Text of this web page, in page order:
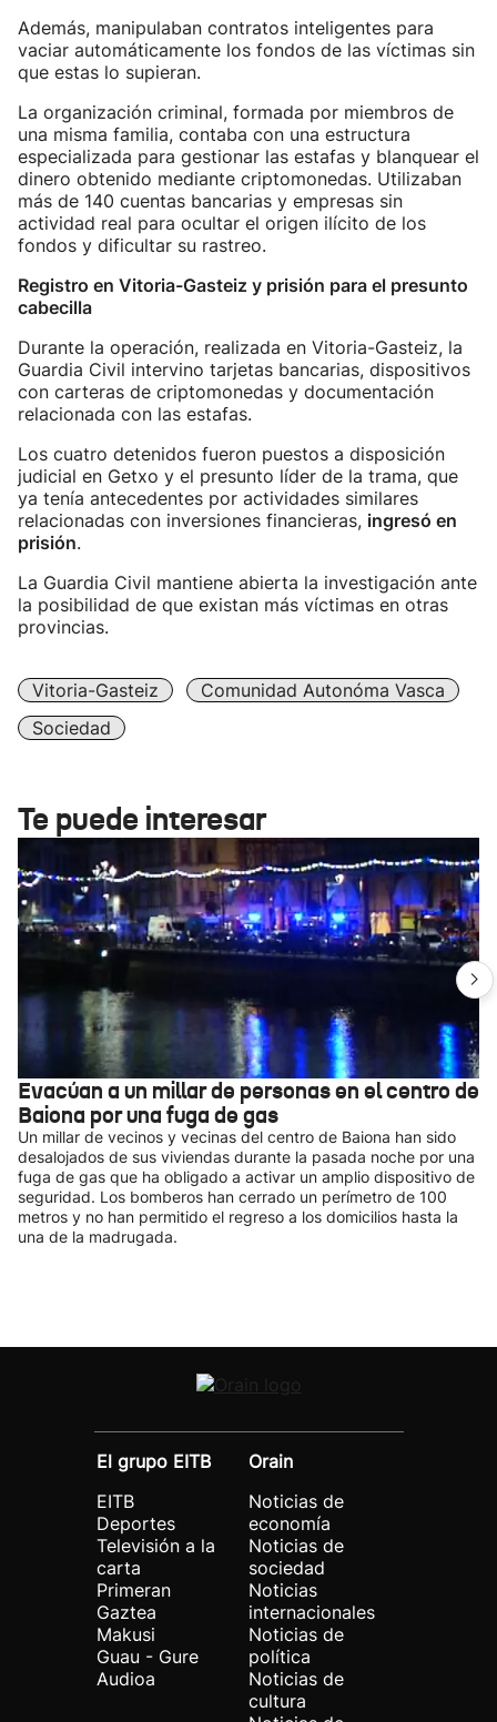
Además, manipulaban contratos inteligentes para
vaciar automáticamente los fondos de las víctimas sin
que estas lo supieran.
La organización criminal, formada por miembros de
una misma familia, contaba con una estructura
especializada para gestionar las estafas y blanquear el
dinero obtenido mediante criptomonedas. Utilizaban
más de 140 cuentas bancarias y empresas sin
actividad real para ocultar el origen ilícito de los
fondos y dificultar su rastreo.
Registro en Vitoria-Gasteiz y prisión para el presunto
cabecilla
Durante la operación, realizada en Vitoria-Gasteiz, la
Guardia Civil intervino tarjetas bancarias, dispositivos
con carteras de criptomonedas y documentación
relacionada con las estafas.
Los cuatro detenidos fueron puestos a disposición
judicial en Getxo y el presunto líder de la trama, que
ya tenía antecedentes por actividades similares
relacionadas con inversiones financieras, ingresó en
prisión.
La Guardia Civil mantiene abierta la investigación ante
la posibilidad de que existan más víctimas en otras
provincias.
Vitoria-Gasteiz
Comunidad Autonóma Vasca
Sociedad
Te puede interesar
Evacúan a un millar de personas en el centro de
Baiona por una fuga de gas
Un millar de vecinos y vecinas del centro de Baiona han sido
desalojados de sus viviendas durante la pasada noche por una
fuga de gas que ha obligado a activar un amplio dispositivo de
seguridad. Los bomberos han cerrado un perímetro de 100
metros y no han permitido el regreso a los domicilios hasta la
una de la madrugada.
El grupo EITB
EITB
Deportes
Televisión a la
carta
Primeran
Gaztea
Makusi
Guau - Gure
Audioa
Orain
Noticias de
economía
Noticias de
sociedad
Noticias
internacionales
Noticias de
política
Noticias de
cultura